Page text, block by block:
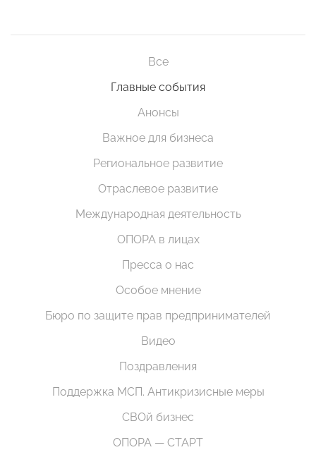
Все
Главные события
Анонсы
Важное для бизнеса
Региональное развитие
Отраслевое развитие
Международная деятельность
ОПОРА в лицах
Пресса о нас
Особое мнение
Бюро по защите прав предпринимателей
Видео
Поздравления
Поддержка МСП. Антикризисные меры
СВОй бизнес
ОПОРА — СТАРТ